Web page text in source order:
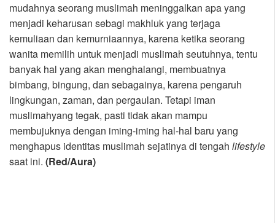
mudahnya seorang muslimah meninggalkan apa yang
menjadi keharusan sebagi makhluk yang terjaga
kemuliaan dan kemurniaannya, karena ketika seorang
wanita memilih untuk menjadi muslimah seutuhnya, tentu
banyak hal yang akan menghalangi, membuatnya
bimbang, bingung, dan sebagainya, karena pengaruh
lingkungan, zaman, dan pergaulan. Tetapi iman
muslimahyang tegak, pasti tidak akan mampu
membujuknya dengan iming-iming hal-hal baru yang
menghapus identitas muslimah sejatinya di tengah lifestyle
saat ini. (Red/Aura)